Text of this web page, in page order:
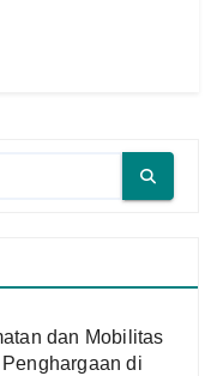
dan Mobilitas
di